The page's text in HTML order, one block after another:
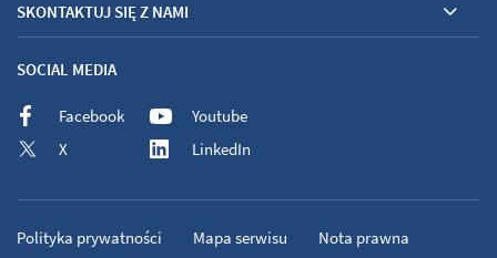
SKONTAKTUJ SIĘ Z NAMI
SOCIAL MEDIA
Facebook
X
Youtube
LinkedIn
Polityka prywatności Mapa serwisu
Nota prawna